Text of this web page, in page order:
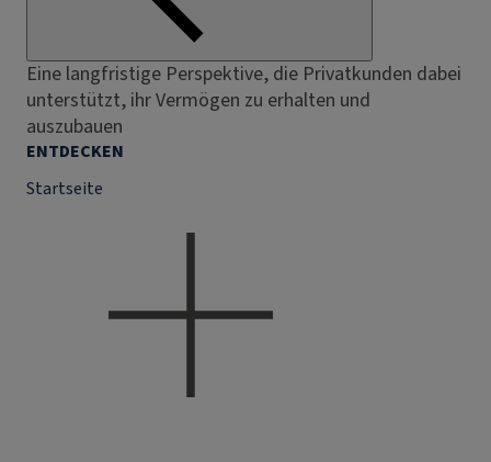
Eine langfristige Perspektive, die Privatkunden dabei
unterstützt, ihr Vermögen zu erhalten und
auszubauen
ENTDECKEN
Startseite